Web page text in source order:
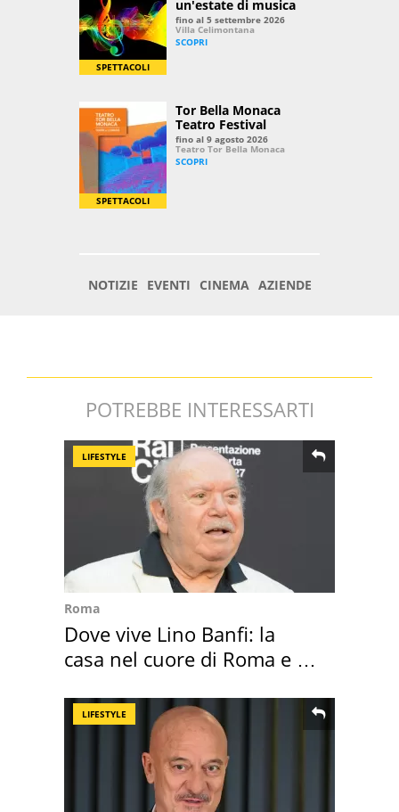
POTREBBE INTERESSARTI
LIFESTYLE
Roma
Dove vive Lino Banfi: la
casa nel cuore di Roma e i
LIFESTYLE